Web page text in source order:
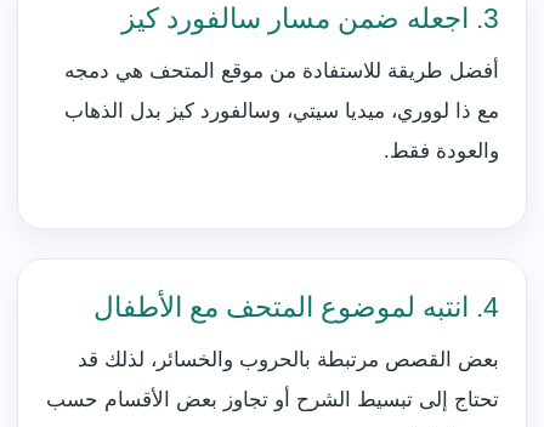
3. اجعله ضمن مسار سالفورد كيز
أفضل طريقة للاستفادة من موقع المتحف هي دمجه
مع ذا لووري، ميديا سيتي، وسالفورد كيز بدل الذهاب
والعودة فقط.
4. انتبه لموضوع المتحف مع الأطفال
بعض القصص مرتبطة بالحروب والخسائر، لذلك قد
تحتاج إلى تبسيط الشرح أو تجاوز بعض الأقسام حسب